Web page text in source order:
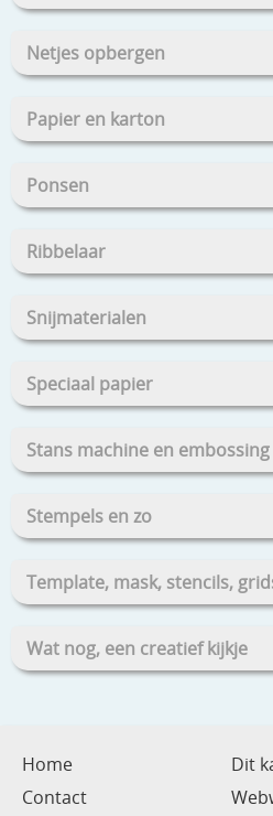
Netjes opbergen
Papier en karton
Ponsen
Ribbelaar
Snijmaterialen
Speciaal papier
Stans machine en
Stempels en zo
Template, mask, stencils,
Wat nog, een creatief kijkje
Home
Dit
Contact